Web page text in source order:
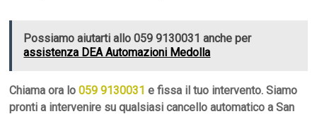
Possiamo aiutarti allo 059 9130031 anche per
assistenza DEA Automazioni Medolla
Chiama ora lo059 9130031 e fissa il tuo intervento. Siamo
pronti a intervenire su qualsiasi cancello automatico a San